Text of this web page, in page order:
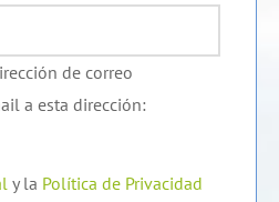
de correo
a esta dirección:
y la Política de Privacidad